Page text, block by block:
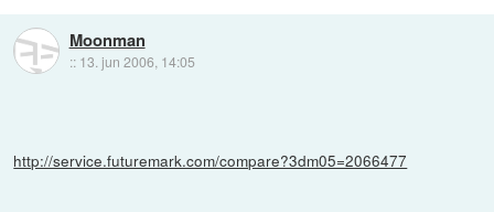
Moonman
:: 13. jun 2006, 14:05
http://service.futuremark.com/compare?3dm05=2066477